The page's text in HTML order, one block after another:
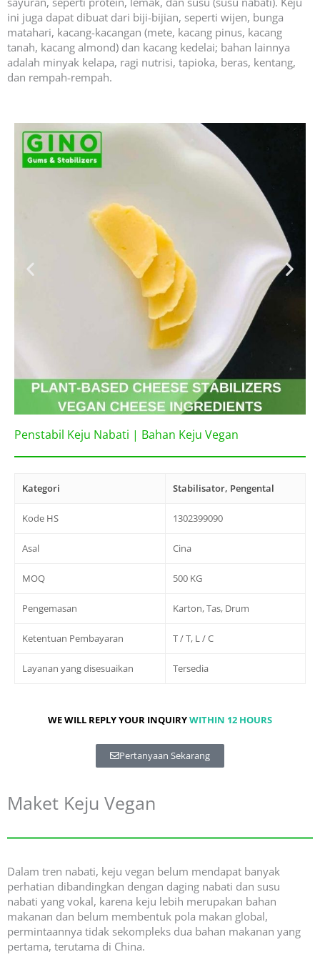
ini juga dapat dibuat dari biji-bijian, seperti wijen, bunga
matahari, kacang-kacangan (mete, kacang pinus, kacang
tanah, kacang almond) dan kacang kedelai; bahan lainnya
adalah minyak kelapa, ragi nutrisi, tapioka, beras, kentang,
dan rempah-rempah.
Penstabil Keju Nabati | Bahan Keju Vegan
Kategori Stabilisator, Pengental
Kode HS 1302399090
Asal Cina
MOQ 500 KG
Pengemasan Karton, Tas, Drum
Ketentuan Pembayaran T / T, L / C
Layanan yang disesuaikan Tersedia
WE WILL REPLY YOUR INQUIRYWITHIN 12 HOURS
Pertanyaan Sekarang
Maket Keju Vegan
Dalam tren nabati, keju vegan belum mendapat banyak
perhatian dibandingkan dengan daging nabati dan susu
nabati yang vokal, karena keju lebih merupakan bahan
makanan dan belum membentuk pola makan global,
permintaannya tidak sekompleks dua bahan makanan yang
pertama, terutama di China.